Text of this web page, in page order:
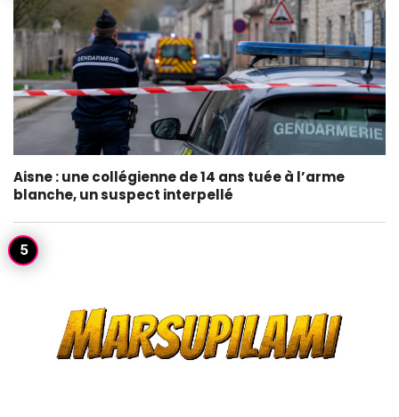
Aisne : une collégienne de 14 ans tuée à l’arme
blanche, un suspect interpellé